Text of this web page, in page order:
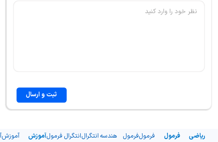
ثبت و ارسال
ریاضی
فرمول
فرمولفرمول
هندسه انتگرالانتگرال فرمولآموزش
آموزش